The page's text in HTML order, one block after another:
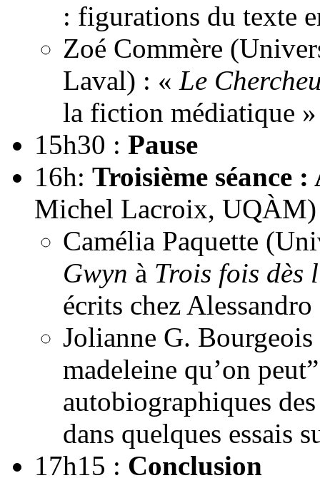
: figurations du texte
Zoé Commère
Laval) : « Le
la fiction médiatique »
15h30 : Pause
16h: Troisième séance
Michel Lacroix, UQÀM)
Camélia Paquette
Gwyn à Trois fois dès
écrits chez
Jolianne G.
madeleine qu’on
autobiographiques
dans quelques essais
17h15 : Conclusion